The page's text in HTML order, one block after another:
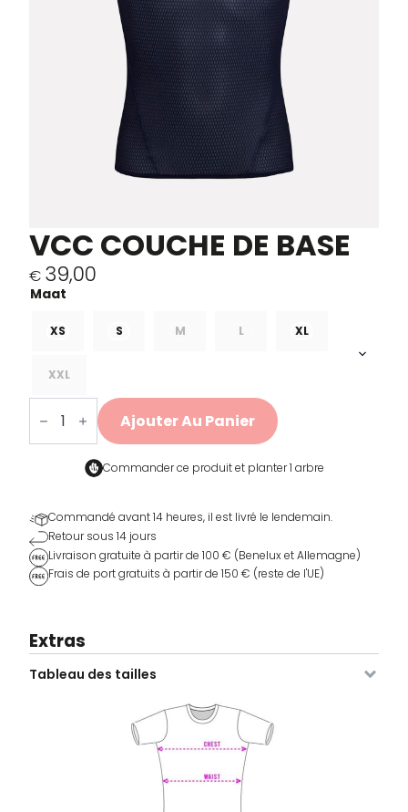
VCC COUCHE DE BASE
€ 39,00
XS S M L XL
XXL
quantité
de
Base
Ajouter Au Panier
Commander ce produit et planter 1 arbre
Commandé avant 14 heures, il est livré le lendemain.
Retour sous 14 jours
Livraison gratuite à partir de 100 € (Benelux et Allemagne)
Frais de port gratuits à partir de 150 € (reste de l'UE)
Extras
Tableau des tailles